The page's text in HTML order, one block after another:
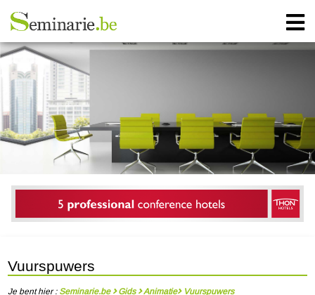
Vuurspuwers
Je bent hier : Seminarie.be Gids Animatie Vuurspuwers